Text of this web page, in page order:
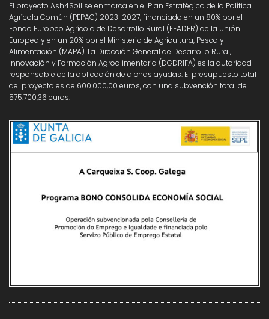
El proyecto Ash4Soil se enmarca en el Plan Estratégico de la Política
Agrícola Común (PEPAC) 2023-2027, financiado en un 80% por el
Fondo Europeo Agrícola de Desarrollo Rural (FEADER) de la Unión
Europea y en un 20% por el Ministerio de Agricultura, Pesca y
Alimentación (MAPA). La Dirección General de Desarrollo Rural,
Innovación y Formación Agroalimentaria (DGDRIFA) es la autoridad
responsable de la aplicación de dichas ayudas. El presupuesto total
del proyecto es de 600.000,00 euros, con una subvención total de
575.700,36 euros.